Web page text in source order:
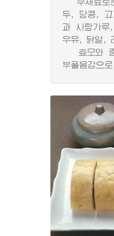
부재료로
두, 당콩,
과 사탕가
우유, 닭알,
효모와 중
부풀음감으